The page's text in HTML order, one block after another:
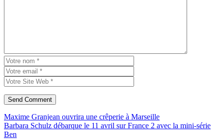
Maxime Granjean ouvrira une crêperie à Marseille
Barbara Schulz débarque le 11 avril sur France 2 avec la mini-série
Ben